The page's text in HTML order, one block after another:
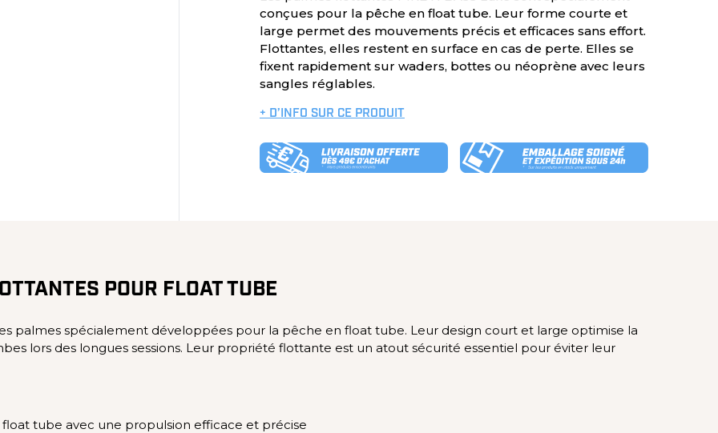
conçues pour la pêche en float tube. Leur forme courte et
large permet des mouvements précis et efficaces sans effort.
Flottantes, elles restent en surface en cas de perte. Elles se
fixent rapidement sur waders, bottes ou néoprène avec leurs
sangles réglables.
+ D’INFO SUR CE PRODUIT
POUR FLOAT TUBE
palmes spécialement développées pour la pêche en float tube. Leur design court et large optimise la
lors des longues sessions. Leur propriété flottante est un atout sécurité essentiel pour éviter leur
tube avec une propulsion efficace et précise